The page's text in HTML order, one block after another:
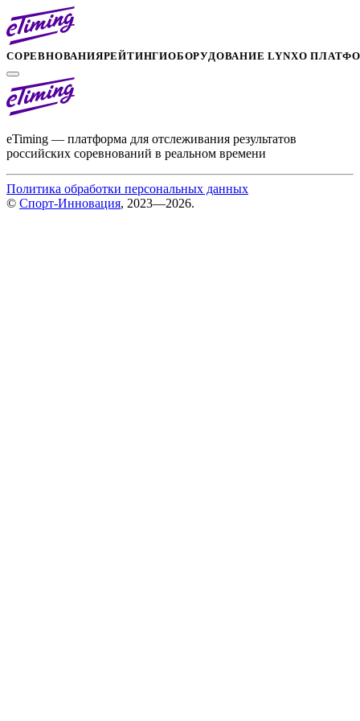
СОРЕВНОВАНИЯРЕЙТИНГИОБОРУДОВАНИЕ LYNXО
eTiming — платформа для отслеживания результатов
российских соревнований в реальном времени
Политика обработки персональных данных
© Спорт-Инновация, 2023—2026.